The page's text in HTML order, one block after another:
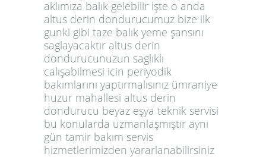
aklımıza balık gelebilir işte o anda
altus derin dondurucumuz bize ilk
gunki gibi taze balık yeme şansını
saglayacaktır altus derin
dondurucunuzun saglıklı
calışabilmesi icin periyodik
bakımlarını yaptırmalısınız ümraniye
huzur mahallesi altus derin
dondurucu beyaz eşya teknik servisi
bu konularda uzmanlaşmıştır aynı
gün tamir bakım servis
hizmetlerimizden yararlanabilirsiniz